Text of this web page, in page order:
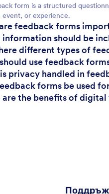
form is a structured
event, or experience.
feedback forms
information should be
different types of
use feedback
privacy handled in
forms be used
are the benefits of